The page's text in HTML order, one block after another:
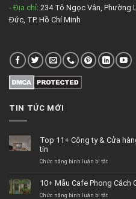
- Địa chỉ: 234 Tô Ngọc Vân, Phường
Đức, TP. Hồ Chí Minh
TIN TỨC MỚI
Top 11+ Công ty & Cửa
tín
Chức năng bình luận bị tắt
Công
10+ Mẫu Cafe Phong Cách
Chức năng bình luận bị tắt